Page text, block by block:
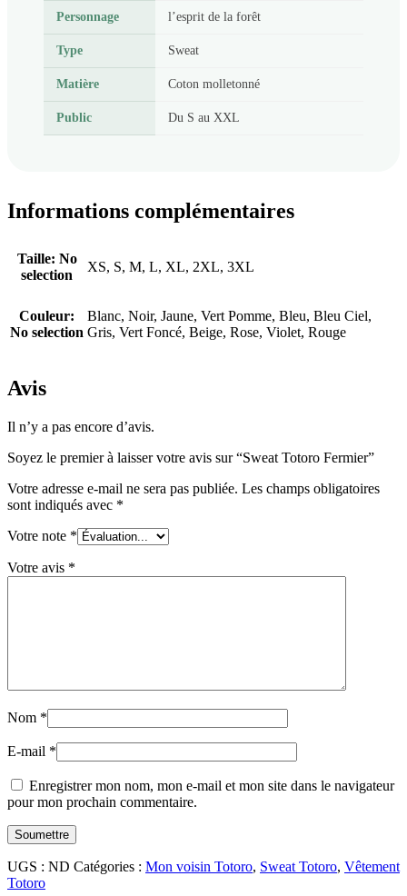
Personnage l’esprit de la forêt
Type Sweat
Matière Coton molletonné
Public Du S au XXL
Informations complémentaires
Taille: No
selection
XS, S, M, L, XL, 2XL, 3XL
Couleur:
No selection
Blanc, Noir, Jaune, Vert Pomme, Bleu, Bleu Ciel,
Gris, Vert Foncé, Beige, Rose, Violet, Rouge
Avis
Il n’y a pas encore d’avis.
Soyez le premier à laisser votre avis sur “Sweat Totoro Fermier”
Votre adresse e-mail ne sera pas publiée. Les champs obligatoires
sont indiqués avec *
Votre note *
Votre avis *
Nom *
E-mail *
Enregistrer mon nom, mon e-mail et mon site dans le navigateur
pour mon prochain commentaire.
UGS : ND Catégories : Mon voisin Totoro, Sweat Totoro, Vêtement
Totoro